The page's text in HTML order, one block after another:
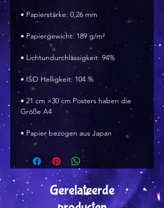
• Papierstärke: 0,26 mm
• Papiergewicht: 189 g/m²
• Lichtundurchlässigkeit: 94%
• ISO Helligkeit: 104 %
• 21 cm ×30 cm Posters haben die
Größe A4
• Papier bezogen aus Japan
Gerelateerde